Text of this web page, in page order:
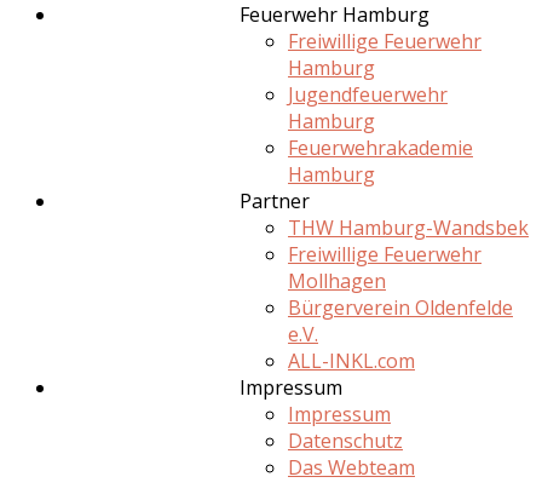
Feuerwehr Hamburg
Freiwillige Feuerwehr
Hamburg
Jugendfeuerwehr
Hamburg
Feuerwehrakademie
Hamburg
Partner
THW Hamburg-Wandsbek
Freiwillige Feuerwehr
Mollhagen
Bürgerverein Oldenfelde
e.V.
ALL-INKL.com
Impressum
Impressum
Datenschutz
Das Webteam